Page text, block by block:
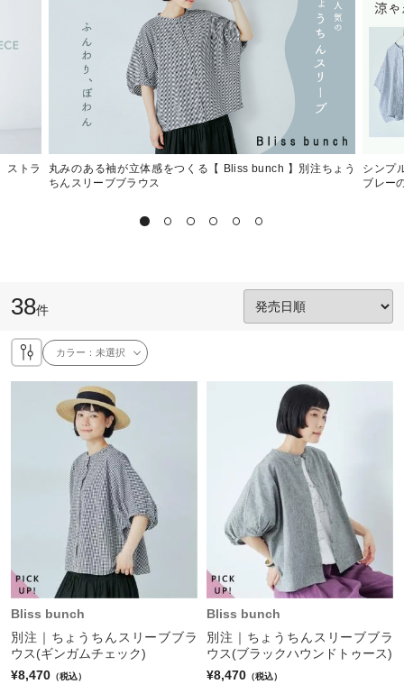
ストラ
丸みのある袖が立体感をつくる【 Bliss bunch 】別注ちょう
ちんスリーブブラウス
シンプ
ブレー
38件
カラー：未選択
Bliss bunch
別注｜ちょうちんスリーブブラ
ウス(ギンガムチェック)
¥8,470 （税込）
Bliss bunch
別注｜ちょうちんスリーブブラ
ウス(ブラックハウンドトゥース)
¥8,470 （税込）